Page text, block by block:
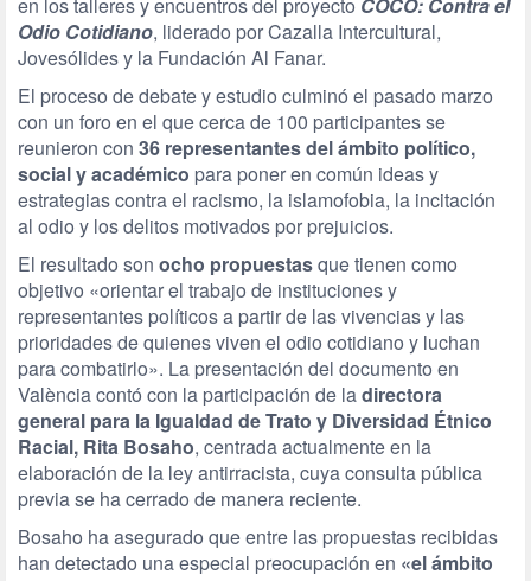
Odio Cotidiano, liderado por Cazalla Intercultural,
Jovesólides y la Fundación Al Fanar.
El proceso de debate y estudio culminó el pasado marzo
con un foro en el que cerca de 100 participantes se
reunieron con 36 representantes del ámbito político,
social y académico para poner en común ideas y
estrategias contra el racismo, la islamofobia, la incitación
al odio y los delitos motivados por prejuicios.
El resultado son ocho propuestasque tienen como
objetivo «orientar el trabajo de instituciones y
representantes políticos a partir de las vivencias y las
prioridades de quienes viven el odio cotidiano y luchan
para combatirlo». La presentación del documento en
València contó con la participación de ladirectora
general para la Igualdad de Trato y Diversidad Étnico
Racial, Rita Bosaho, centrada actualmente en la
elaboración de la ley antirracista, cuya consulta pública
previa se ha cerrado de manera reciente.
Bosaho ha asegurado que entre las propuestas recibidas
han detectado una especial preocupación en «el ámbito